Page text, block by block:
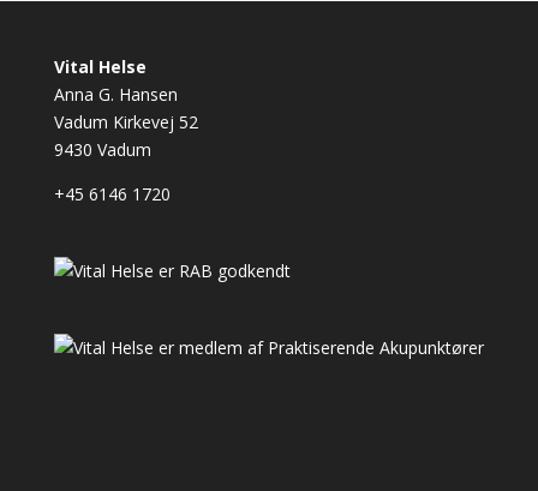
Vital Helse
Anna G. Hansen
Vadum Kirkevej 52
9430 Vadum
+45 6146 1720